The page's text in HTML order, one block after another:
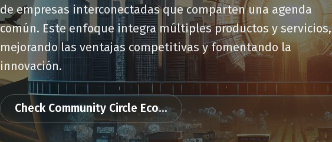
de empresas interconectadas que comparten una agenda
común. Este enfoque integra múltiples productos y servicios,
mejorando las ventajas competitivas y fomentando la
innovación.
Check Community Circle Eco...